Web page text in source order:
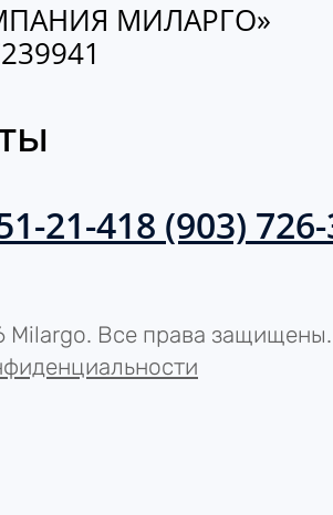
МИЛАРГО»
21-418 (903)
Milargo. Все права защищены.